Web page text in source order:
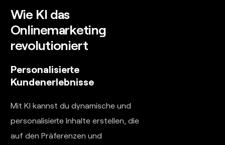
Wie KI das
Onlinemarketing
revolutioniert
Personalisierte
Kundenerlebnisse
Mit KI kannst du dynamische und
personalisierte Inhalte erstellen, die
auf den Präferenzen und